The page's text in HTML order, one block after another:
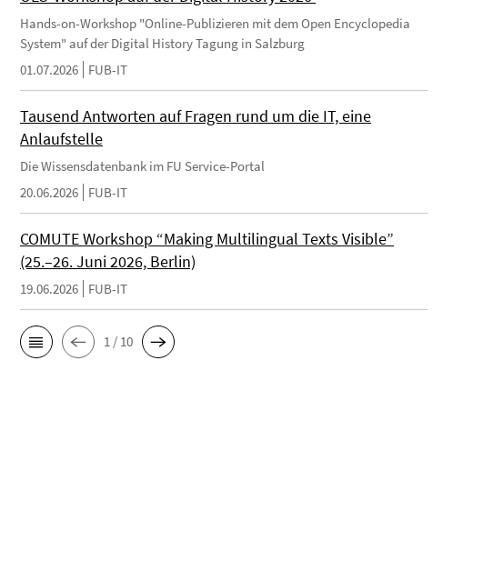
Hands-on-Workshop "Online-Publizieren mit dem Open Encyclopedia
System" auf der Digital History Tagung in Salzburg
01.07.2026
FUB-IT
Tausend Antworten auf Fragen rund um die IT, eine
Anlaufstelle
Die Wissensdatenbank im FU Service-Portal
20.06.2026
FUB-IT
COMUTE Workshop “Making Multilingual Texts Visible”
(25.–26. Juni 2026, Berlin)
19.06.2026 FUB-IT
1 / 10